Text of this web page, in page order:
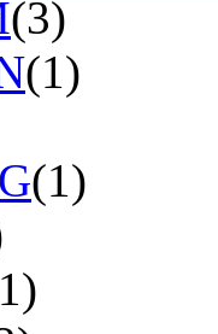
(3)
(1)
(1)